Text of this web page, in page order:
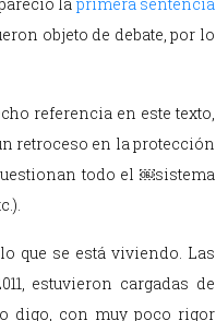
objeto de debate, por lo
referencia en este texto,
retroceso en la protección
todo el ￼sistema
que se está viviendo. Las
estuvieron cargadas de
digo, con muy poco rigor